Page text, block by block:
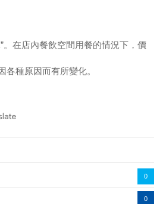
。在店內餐飲空間用餐的情況下，價
各種原因而有所變化。
0
0